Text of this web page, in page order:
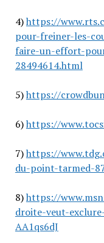
4)https://
pour-freiner-les-
faire-un-effort-
28494614.html
5)https://
6)https://
7)https://
du-point-tarmed-
8)https://
droite-veut-
AA1qs6dJ